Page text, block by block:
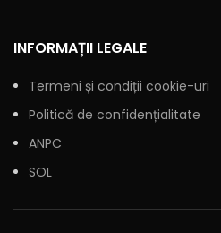
INFORMAȚII LEGALE
Termeni și condiții cookie-uri
Politică de confidențialitate
ANPC
SOL